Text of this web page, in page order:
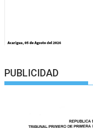
PUBLICIDAD